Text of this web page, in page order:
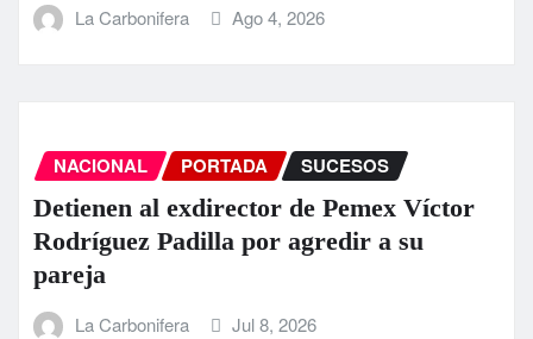
La Carbonifera Ago 4, 2026
NACIONAL PORTADA SUCESOS
Detienen al exdirector de Pemex Víctor
Rodríguez Padilla por agredir a su
pareja
La Carbonifera Jul 8, 2026